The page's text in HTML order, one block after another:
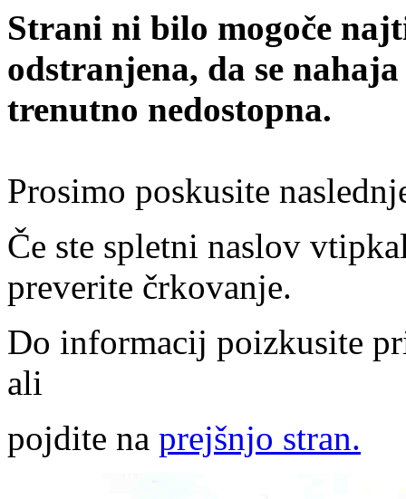
Strani ni bilo mogoče
odstranjena, da se
trenutno nedostopna.
Prosimo poskusite
Če ste spletni naslov
preverite črkovanje.
Do informacij poizkusite
ali
pojdite na prejšnjo stran.